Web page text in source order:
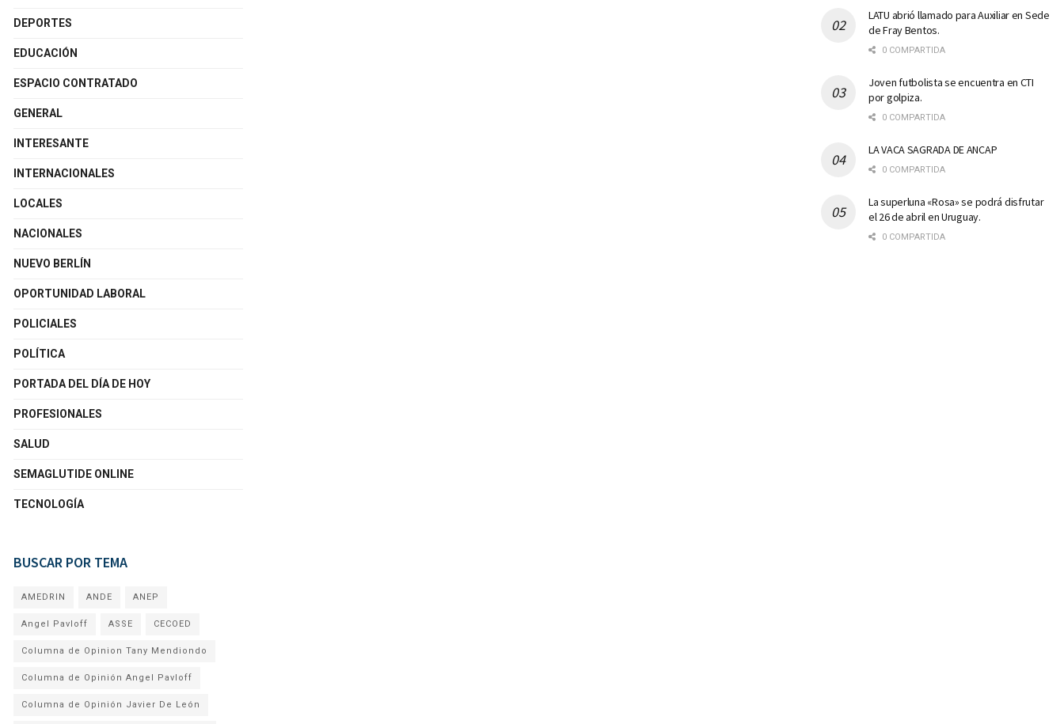
DEPORTES
EDUCACIÓN
ESPACIO CONTRATADO
GENERAL
INTERESANTE
INTERNACIONALES
LOCALES
NACIONALES
NUEVO BERLÍN
OPORTUNIDAD LABORAL
POLICIALES
POLÍTICA
PORTADA DEL DÍA DE HOY
PROFESIONALES
SALUD
SEMAGLUTIDE ONLINE
TECNOLOGÍA
BUSCAR POR TEMA
AMEDRIN ANDE ANEP
Angel Pavloff ASSE CECOED
Columna de Opinion Tany Mendiondo
Columna de Opinión Angel Pavloff
Columna de Opinión Javier De León
LATU abrió llamado para Auxiliar en Sede
de Fray Bentos.
0 COMPARTIDA
Joven futbolista se encuentra en CTI
por golpiza.
0 COMPARTIDA
LA VACA SAGRADA DE ANCAP
0 COMPARTIDA
La superluna «Rosa» se podrá disfrutar
el 26 de abril en Uruguay.
0 COMPARTIDA